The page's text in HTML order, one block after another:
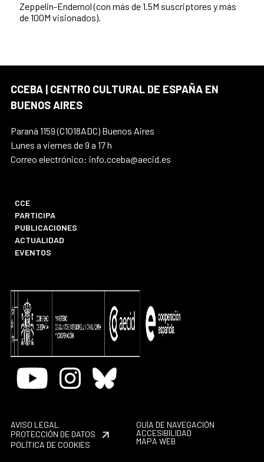
Zeppelin-Endemol (con más de 1.5M suscriptores y más
de 100M visionados).
CCEBA | CENTRO CULTURAL DE ESPAÑA EN
BUENOS AIRES
Paraná 1159 (C1018ADC) Buenos Aires
Lunes a viernes de 9 a 17 h
Correo electrónico: info.cceba@aecid.es
CCE
PARTICIPA
PUBLICACIONES
ACTUALIDAD
EVENTOS
Youtube InstagramBluesky
AVISO LEGAL
PROTECCIÓN DE DATOS
POLÍTICA DE COOKIES
GUÍA DE NAVEGACIÓN
ACCESIBILIDAD
MAPA WEB